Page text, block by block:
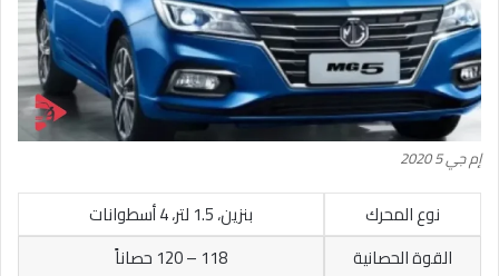
إم جي 5 2020
نوع المحرك
بنزين، 1.5 لتر، 4 أسطوانات
القوة الحصانية
118 – 120 حصاناً